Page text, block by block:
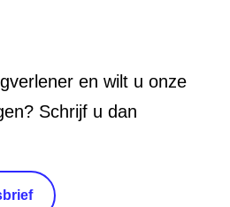
en wilt u onze
Schrijf u dan